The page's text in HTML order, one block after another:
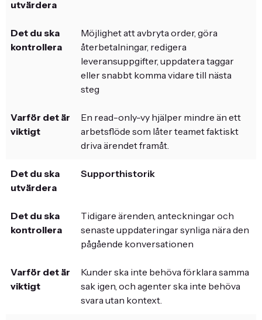
Möjlighet att avbryta order, göra
återbetalningar, redigera
leveransuppgifter, uppdatera taggar
eller snabbt komma vidare till nästa
steg
En read-only-vy hjälper mindre än ett
arbetsflöde som låter teamet faktiskt
driva ärendet framåt.
Supporthistorik
Tidigare ärenden, anteckningar och
senaste uppdateringar synliga nära den
pågående konversationen
Kunder ska inte behöva förklara samma
sak igen, och agenter ska inte behöva
svara utan kontext.